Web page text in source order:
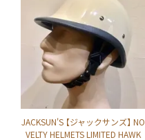
JACKSUN'S 【ジャックサンズ】 NO
VELTY HELMETS LIMITED HAWK